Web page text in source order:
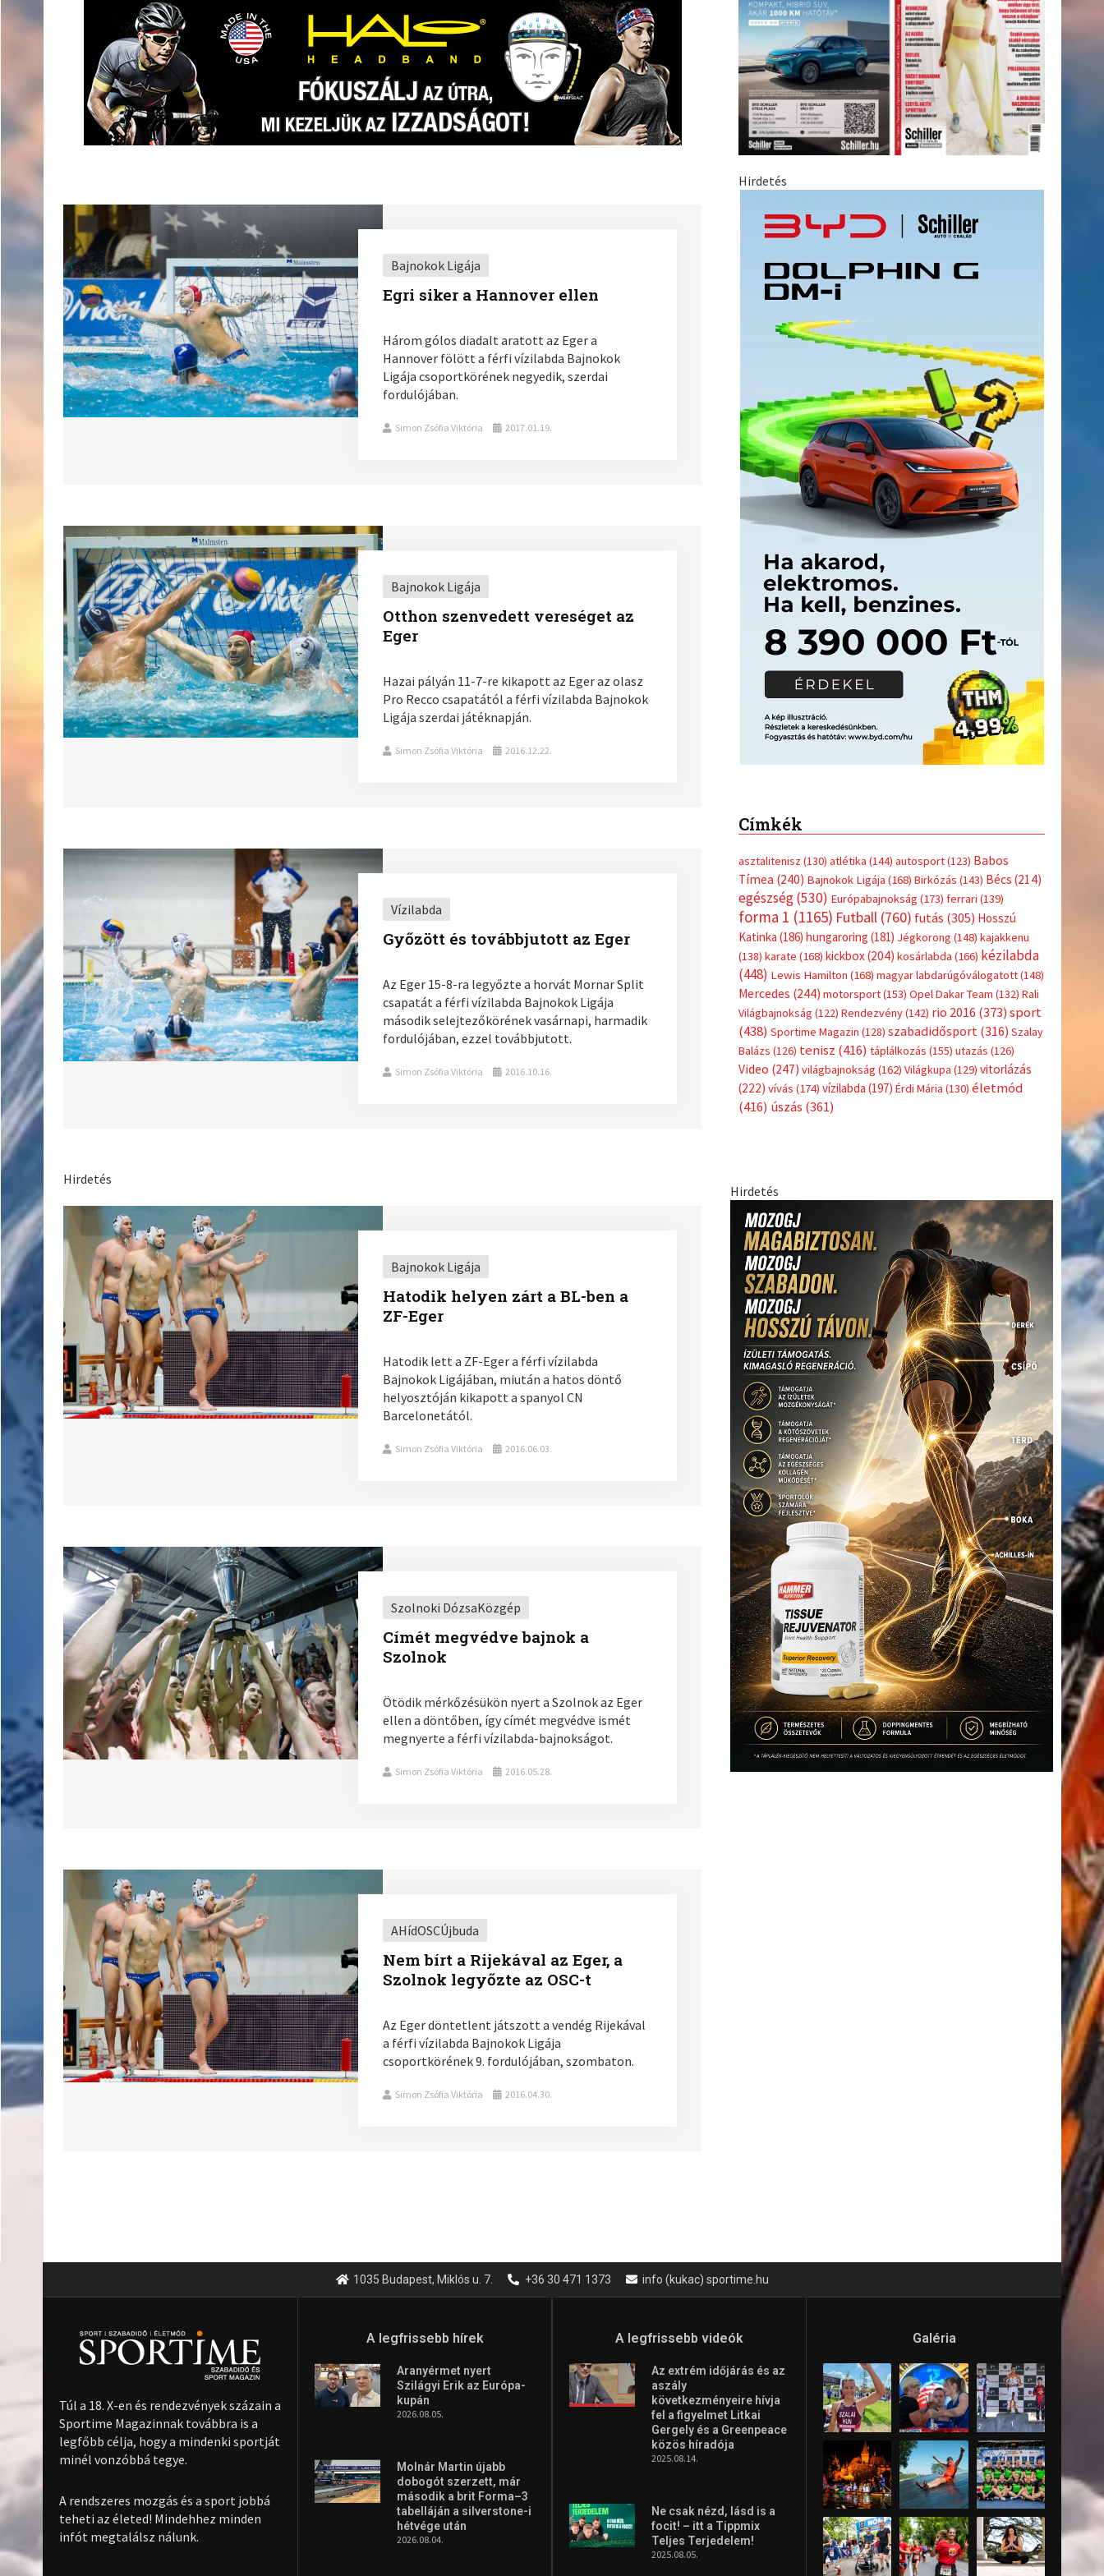
Bajnokok Ligája
Egri siker a Hannover ellen
Három gólos diadalt aratott az Eger a
Hannover fölött a férfi vízilabda Bajnokok
Ligája csoportkörének negyedik, szerdai
fordulójában.
Simon Zsófia Viktória 2017.01.19.
Bajnokok Ligája
Otthon szenvedett vereséget az
Eger
Hazai pályán 11-7-re kikapott az Eger az olasz
Pro Recco csapatától a férfi vízilabda Bajnokok
Ligája szerdai játéknapján.
Simon Zsófia Viktória 2016.12.22.
Vízilabda
Győzött és továbbjutott az Eger
Az Eger 15-8-ra legyőzte a horvát Mornar Split
csapatát a férfi vízilabda Bajnokok Ligája
második selejtezőkörének vasárnapi, harmadik
fordulójában, ezzel továbbjutott.
Simon Zsófia Viktória 2016.10.16.
Hirdetés
Bajnokok Ligája
Hatodik helyen zárt a BL-ben a
ZF-Eger
Hatodik lett a ZF-Eger a férfi vízilabda
Bajnokok Ligájában, miután a hatos döntő
helyosztóján kikapott a spanyol CN
Barcelonetától.
Simon Zsófia Viktória 2016.06.03.
Szolnoki DózsaKözgép
Címét megvédve bajnok a
Szolnok
Ötödik mérkőzésükön nyert a Szolnok az Eger
ellen a döntőben, így címét megvédve ismét
megnyerte a férfi vízilabda-bajnokságot.
Simon Zsófia Viktória 2016.05.28.
AHídOSCÚjbuda
Nem bírt a Rijekával az Eger, a
Szolnok legyőzte az OSC-t
Az Eger döntetlent játszott a vendég Rijekával
a férfi vízilabda Bajnokok Ligája
csoportkörének 9. fordulójában, szombaton.
Simon Zsófia Viktória 2016.04.30.
Hirdetés
Címkék
asztalitenisz (130) atlétika (144) autosport(123) Babos
Tímea (240) Bajnokok Ligája (168) Birkózás (143) Bécs (214)
egészség(530) Európabajnokság (173) ferrari (139)
forma 1 (1165) Futball (760) futás (305) Hosszú
Katinka (186) hungaroring (181) Jégkorong (148) kajakkenu
(138) karate (168) kickbox(204) kosárlabda (166) kézilabda
(448) Lewis Hamilton (168) magyar labdarúgóválogatott(148)
Mercedes (244) motorsport(153) Opel Dakar Team (132) Rali
Világbajnokság (122) Rendezvény(142) rio 2016 (373) sport
(438) Sportime Magazin (128) szabadidősport (316) Szalay
Balázs (126) tenisz (416) táplálkozás (155) utazás (126)
Video (247) világbajnokság (162) Világkupa (129) vitorlázás
(222) vívás (174) vízilabda (197) Érdi Mária (130) életmód
(416) úszás (361)
Hirdetés
1035 Budapest, Miklós u. 7. +36 30 471 1373 info (kukac) sportime.hu
Túl a 18. X-en és rendezvények százain a
Sportime Magazinnak továbbra is a
legfőbb célja, hogy a mindenki sportját
minél vonzóbbá tegye.
A rendszeres mozgás és a sport jobbá
teheti az életed! Mindehhez minden
infót megtalálsz nálunk.
A legfrissebb hírek
Aranyérmet nyert
Szilágyi Erik az Európa-
kupán
2026.08.05.
Molnár Martin újabb
dobogót szerzett, már
második a brit Forma–3
tabelláján a silverstone-i
hétvége után
2026.08.04.
A legfrissebb videók
Az extrém időjárás és az
aszály
következményeire hívja
fel a figyelmet Litkai
Gergely és a Greenpeace
közös híradója
2025.08.14.
Ne csak nézd, lásd is a
focit! – itt a Tippmix
Teljes Terjedelem!
2025.08.05.
Galéria